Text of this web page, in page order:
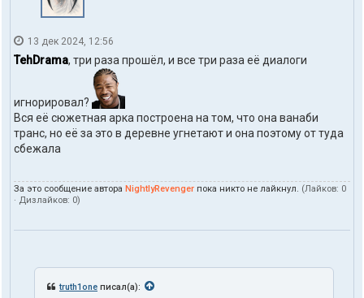
13 дек 2024, 12:56
TehDrama, три раза прошёл, и все три раза её диалоги
игнорировал?
Вся её сюжетная арка построена на том, что она ванаби
транс, но её за это в деревне угнетают и она поэтому от туда
сбежала
За это сообщение автора NightlyRevenger пока никто не лайкнул. (Лайков: 0
· Дизлайков: 0)
truth1one писал(а):